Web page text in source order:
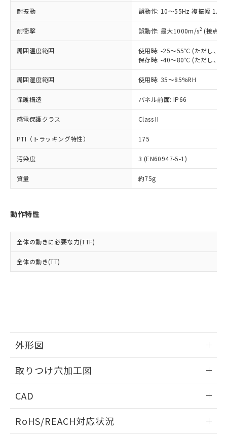
耐振動 誤動作: 10～55Hz 複振幅
耐衝撃 誤動作: 最大1000m/s2 (接点
周囲温度範囲
使用時: -25～55℃ (ただし、氷
保存時: -40～80℃ (ただし、氷
周囲湿度範囲 使用時: 35～85%RH
保護構造 パネル前面: IP66
感電保護クラス Class II
PTI（トラッキング特性） 175
汚染度 3 (EN60947-5-1)
質量 約75g
動作特性
全体の動きに必要な力(TTF)
全体の動き(TT)
外形図
取りつけ穴加工図
CAD
ドすることができます。
RoHS/REACH対応状況
記載している更新日時点での社内デー
タに基づき作成されるものであり、閲
覧された時点での実際の在庫および標
準価格とは異なる場合があることをご
正式な納期状況および標準価格はお客
様のお取引先、またはお客様担当のオ
ムロン制御機器販売店・当社販売員に
オムロン制御機器販売店や当社販売拠
販売ネットワーク
」をご確認
ください。
在庫状況および標準価格結果を当社の
事前の承諾なく第三者に漏洩または開
示しないようお願いします。
マイパーツ機能（部品リスト作成サー
ビス）をご利用いただくには、I-Web
メンバーズにご登録されている必要が
および当社の共同利用者が、当社の製
品・サービスに関するお客様との取
をご了承ください。
※当社の共同利用者とは、"個人情報
鉛(Pb) 1000ppm以下、 水銀(Hg) 1000ppm以下、 カド
六価クロム(Cr(Ⅵ)) 1000ppm以下、ポリ臭化ビフェニル
類(PBB) 1000ppm以下、ポリ臭化ジフェニルエーテル類
(PBDE) 1000ppm以下、フタル酸ビス(2-エチルヘキシ
ル) (DEHP)(別名：DOP) 1000ppm以下、フタル酸ブチ
ルベンジル（BBP） 1000ppm以下、フタル酸ジブチル
（DBP） 1000ppm以下、フタル酸ジイソブチル
(DIBP) 1000ppm以下
但し、RoHS指令で産業用監視および制御機器に対する
適用除外項目は除く。
フタル酸エステル類の４物質については閾値を超える意
図的な使用がないことを確認しています。
※2 対応予定月
部品在庫の切り替え状況などにより、予定
月が前後することがあります。
下記の非含有証明書をダウンロードするこ
とができます。
EU RoHS指令（10物質）の非含有証明書
物質の対応では、対応完了までの期間は出
荷製品に未対応品が混在することから備考
既に当社にて対応品への在庫切替を完了
していることから、特段のことがない限
り、2022年1月12日より割愛しておりま
*中国RoHS10物質の基準値 (GB/T26572)：
Pb(鉛) :1000ppm、 Hg(水銀) : 1000ppm、 Cd(カドミウ
Cr(Ⅵ)(六価クロム) : 1000ppm、 PBBs(ポリ臭化ビフェ
ニル類) : 1000ppm、 PBDEs(ポリ臭化ジフェニルエーテ
ル) : 1000ppm、
DEHP(フタル酸ビス(2-エチルヘキシル)) : 1000ppm
※2 環境保護使用期限
「ｅ」：有害物質（10物質）のすべてが基
準値以下であることを示します。
「10」：通常の使用状況下において有害物
質が外部に漏えいし、環境に深刻な影響を
及ぼさない年数を意味します。
（以下｢規制貨物等」という）を輸出
または国外への提供する場合は、日本
国政府の輸出許可(または役務取引許
可)を取得するなどの必要な手続きを
当社は規制貨物を破棄する場合は、完
全に破砕するなど、違法に輸出されな
いよう必要な手段を講じます。
当社は貴社製品を、核兵器、ミサイ
ル、化学兵器、生物兵器またはその他
武器並びにこれらの製造装置等に一切
使用いたしません。
当社は、貴社製品を第三者に販売する
場合は、上記1、2および3の内容を当
該第三者に通知します。また当社は、
販売先および販売に係わる関係者が違
法に輸出するおそれがある場合は、取
り引きをいたしません。
○ 一定数以上の在庫あり
△ 一定数には満たないが在庫あり
在庫なし(最新の在庫状況につ
いては、お客様のお取引先、ま
たはお客様担当のオムロン制御
機器販売店・当社販売員にご確
認ください)
受注生産機種、また在庫状況の
情報を公開していない機種